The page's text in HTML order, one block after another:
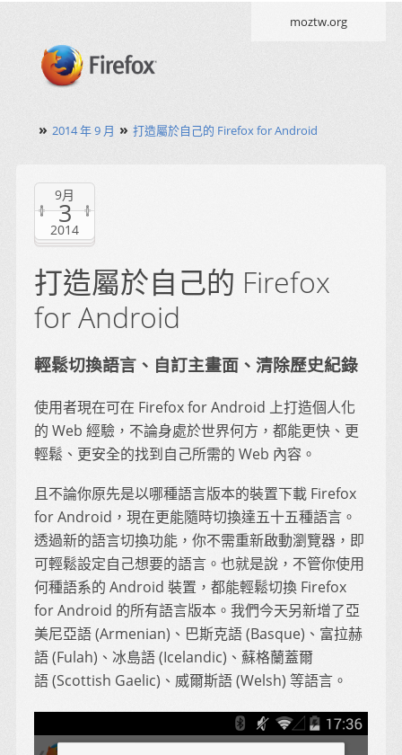
moztw.org
» 2014 年 9 月 » 打造屬於自己的 Firefox for Android
9月
3
2014
打造屬於自己的 Firefox
for Android
輕鬆切換語言、自訂主畫面、清除歷史紀錄
使用者現在可在 Firefox for Android 上打造個人化
的 Web 經驗，不論身處於世界何方，都能更快、更
輕鬆、更安全的找到自己所需的 Web 內容。
且不論你原先是以哪種語言版本的裝置下載 Firefox
for Android，現在更能隨時切換達五十五種語言。
透過新的語言切換功能，你不需重新啟動瀏覽器，即
可輕鬆設定自己想要的語言。也就是說，不管你使用
何種語系的 Android 裝置，都能輕鬆切換 Firefox
for Android 的所有語言版本。我們今天另新增了亞
美尼亞語 (Armenian)、巴斯克語 (Basque)、富拉赫
語 (Fulah)、冰島語 (Icelandic)、蘇格蘭蓋爾
語 (Scottish Gaelic)、威爾斯語 (Welsh) 等語言。